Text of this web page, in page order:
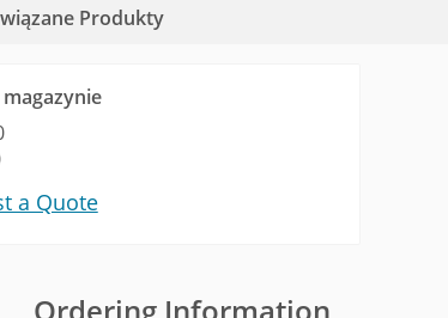
Produkty
a Quote